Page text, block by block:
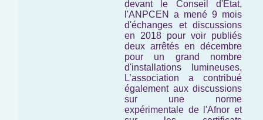
devant le Conseil d'Etat,
l'ANPCEN a mené 9 mois
d'échanges et discussions
en 2018 pour voir publiés
deux arrêtés en décembre
pour un grand nombre
d'installations lumineuses.
L’association a contribué
également aux discussions
sur une norme
expérimentale de l'Afnor et